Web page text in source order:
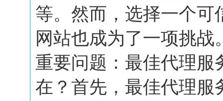
等。然而，选择一个可
网站也成为了一项挑
重要问题：最佳代理服
在？首先，最佳代理服